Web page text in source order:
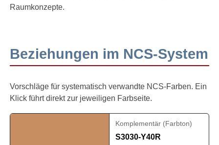
Raumkonzepte.
Beziehungen im NCS-System
Vorschläge für systematisch verwandte NCS-Farben. Ein
Klick führt direkt zur jeweiligen Farbseite.
Komplementär (Farbton)
S3030-Y40R